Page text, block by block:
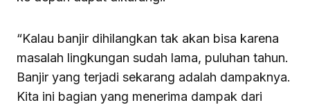
“Kalau banjir dihilangkan tak akan bisa karena
masalah lingkungan sudah lama, puluhan tahun.
Banjir yang terjadi sekarang adalah dampaknya.
Kita ini bagian yang menerima dampak dari